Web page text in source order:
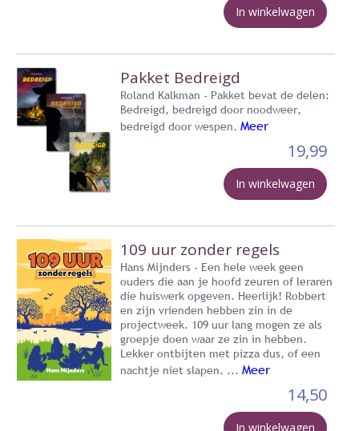
In winkelwagen
Pakket Bedreigd
Roland Kalkman - Pakket bevat de delen:
Bedreigd, bedreigd door noodweer,
bedreigd door wespen. Meer
19,99
In winkelwagen
109 uur zonder regels
Hans Mijnders - Een hele week geen
ouders die aan je hoofd zeuren of leraren
die huiswerk opgeven. Heerlijk! Robbert
en zijn vrienden hebben zin in de
projectweek. 109 uur lang mogen ze als
groepje doen waar ze zin in hebben.
Lekker ontbijten met pizza dus, of een
nachtje niet slapen. ... Meer
14,50
In winkelwagen